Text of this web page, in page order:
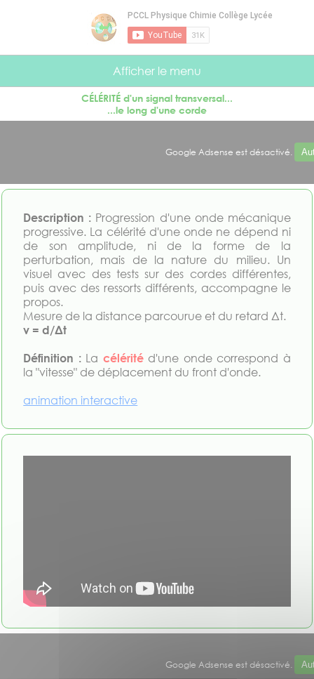
Afficher le menu
CÉLÉRITÉ d'un signal transversal...
...le long d'une corde
Google Adsense est désactivé.
Description : Progression d'une onde mécanique
progressive. La célérité d'une onde ne dépend ni
de son amplitude, ni de la forme de la
perturbation, mais de la nature du milieu. Un
visuel avec des tests sur des cordes différentes,
puis avec des ressorts différents, accompagne le
propos.
Mesure de la distance parcourue et du retard Δt.
v = d/Δt
Définition :La céléritéd'une onde correspond à
la "vitesse" de déplacement du front d'onde.
animation interactive
Google Adsense est désactivé.